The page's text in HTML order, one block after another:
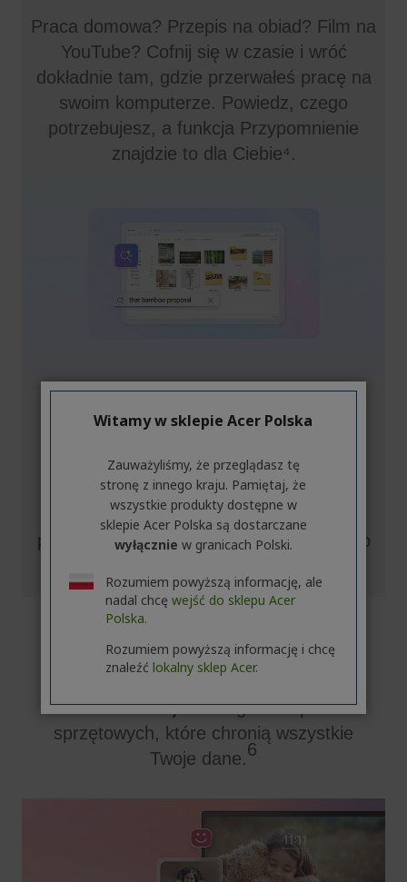
Praca domowa? Przepis na obiad? Film na
YouTube? Cofnij się w czasie i wróć
dokładnie tam, gdzie przerwałeś pracę na
swoim komputerze. Powiedz, czego
potrzebujesz, a funkcja Przypomnienie
znajdzie to dla Ciebie⁴.
Wyszukiwanie we
Zapomnij o nazwach plików i słowach
kluczowych. Wystarczy opisać, czego
potrzebujesz – Twój komputer znajdzie to
Chroń to, co ważne
To najbezpieczniejszy system Windows
w historii. Oferuje szereg zabezpieczeń
sprzętowych, które chronią wszystkie
Twoje dane.6
Witamy w sklepie Acer Polska
Zauważyliśmy, że przeglądasz tę
stronę z innego kraju. Pamiętaj, że
wszystkie produkty dostępne w
sklepie Acer Polska są dostarczane
wyłącznie w granicach Polski.
Rozumiem powyższą informację, ale
nadal chcę wejść do sklepu Acer
Polska.
Rozumiem powyższą informację i chcę
znaleźć lokalny sklep Acer.